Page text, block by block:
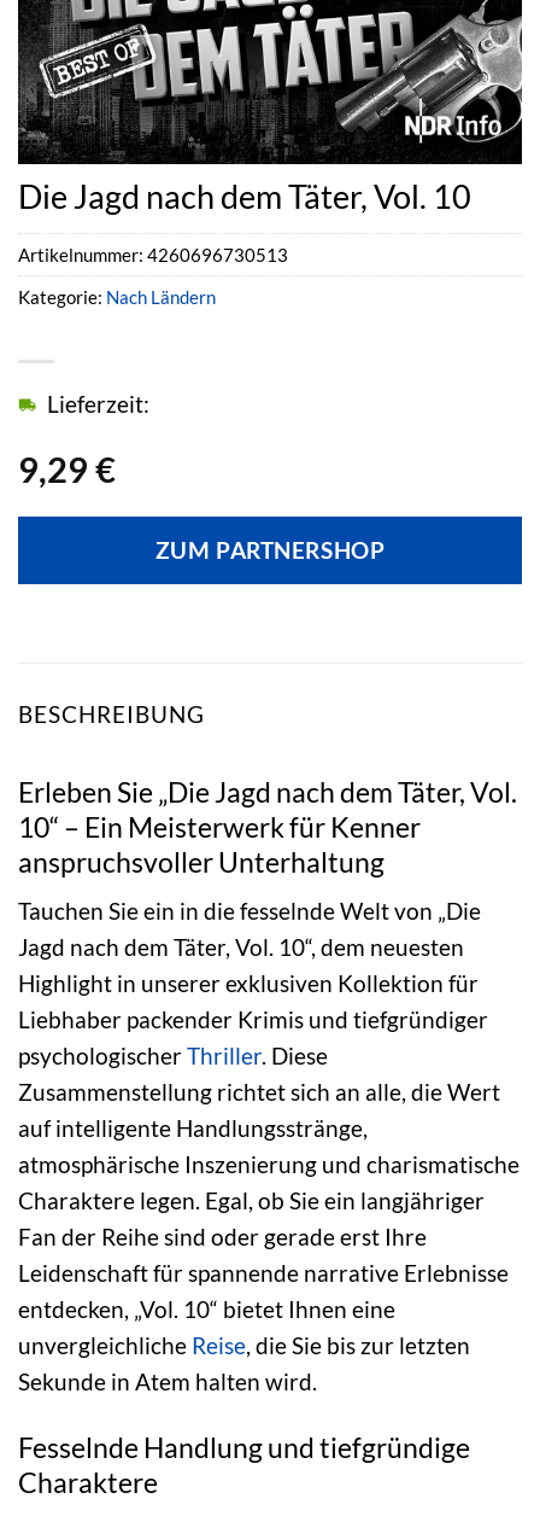
Die Jagd nach dem Täter, Vol. 10
9,29 €
Lieferzeit:
ZUM PARTNERSHOP
Artikelnummer: 4260696730513
Kategorie: Nach Ländern
BESCHREIBUNG
Erleben Sie „Die Jagd nach dem Täter, Vol.
10“ – Ein Meisterwerk für Kenner
anspruchsvoller Unterhaltung
Tauchen Sie ein in die fesselnde Welt von „Die
Jagd nach dem Täter, Vol. 10“, dem neuesten
Highlight in unserer exklusiven Kollektion für
Liebhaber packender Krimis und tiefgründiger
psychologischerThriller. Diese
Zusammenstellung richtet sich an alle, die Wert
auf intelligente Handlungsstränge,
atmosphärische Inszenierung und charismatische
Charaktere legen. Egal, ob Sie ein langjähriger
Fan der Reihe sind oder gerade erst Ihre
Leidenschaft für spannende narrative Erlebnisse
entdecken, „Vol. 10“ bietet Ihnen eine
unvergleichliche Reise, die Sie bis zur letzten
Sekunde in Atem halten wird.
Fesselnde Handlung und tiefgründige
Charaktere